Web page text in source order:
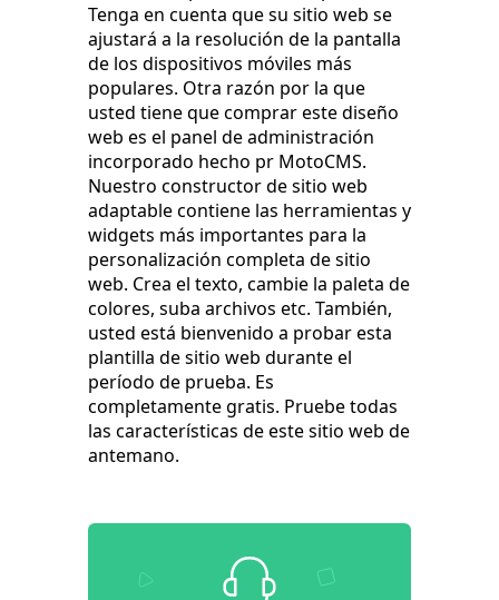
Tenga en cuenta que su sitio web se
ajustará a la resolución de la pantalla
de los dispositivos móviles más
populares. Otra razón por la que
usted tiene que comprar este diseño
web es el panel de administración
incorporado hecho pr MotoCMS.
Nuestro constructor de sitio web
adaptable contiene las herramientas y
widgets más importantes para la
personalización completa de sitio
web. Crea el texto, cambie la paleta de
colores, suba archivos etc. También,
usted está bienvenido a probar esta
plantilla de sitio web durante el
período de prueba. Es
completamente gratis. Pruebe todas
las características de este sitio web de
antemano.